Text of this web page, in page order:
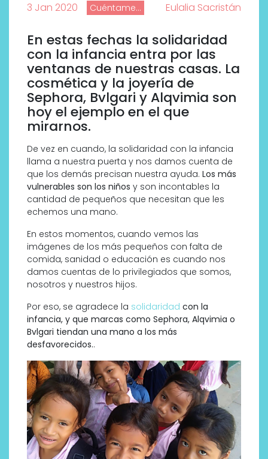
3 Jan 2020 Cuéntame... Eulalia Sacristán
En estas fechas la solidaridad
con la infancia entra por las
ventanas de nuestras casas. La
cosmética y la joyería de
Sephora, Bvlgari y Alqvimia son
hoy el ejemplo en el que
mirarnos.
De vez en cuando, la solidaridad con la infancia
llama a nuestra puerta y nos damos cuenta de
que los demás precisan nuestra ayuda. Los más
vulnerables son los niños y son incontables la
cantidad de pequeños que necesitan que les
echemos una mano.
En estos momentos, cuando vemos las
imágenes de los más pequeños con falta de
comida, sanidad o educación es cuando nos
damos cuentas de lo privilegiados que somos,
nosotros y nuestros hijos.
Por eso, se agradece la solidaridad con la
infancia, y que marcas como Sephora, Alqvimia o
Bvlgari tiendan una mano a los más
desfavorecidos..